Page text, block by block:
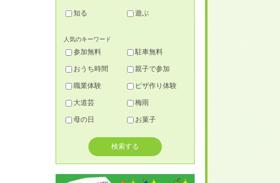
知る 遊ぶ
人気のキーワード
参加無料 駐車無料
おうち時間 親子で参加
職業体験 ピザ作り体験
大道芸 梅雨
母の日 お菓子